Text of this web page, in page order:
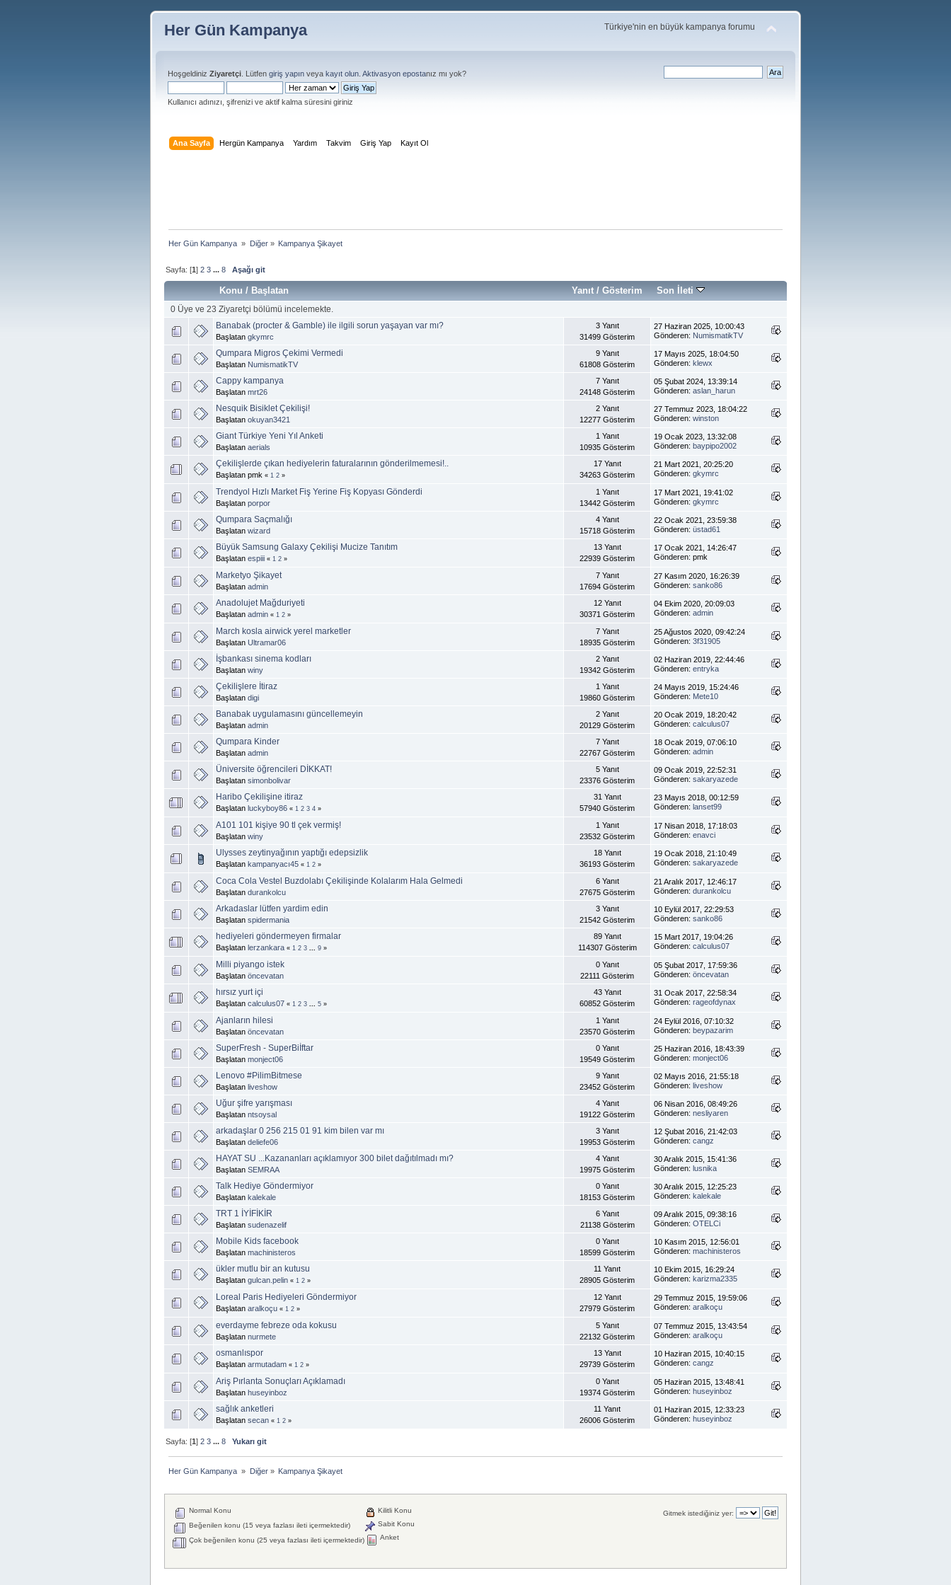
Her Gün Kampanya Türkiye'nin en büyük kampanya forumu
Hoşgeldiniz Ziyaretçi . Lütfen giriş yapın veya kayıt olun Aktivasyon epostanız mı yok?
Kullanıcı adınızı, şifrenizi ve aktif kalma süresini giriniz
Ana Sayfa Hergün Kampanya Yardım Takvim Giriş Yap Kayıt Ol
Her Gün Kampanya » Diğer» Kampanya Şikayet
Sayfa: [1]2 3 ...8 Aşağı git
Konu /Başlatan Yanıt/ Gösterim Son İleti
0 Üye ve 23 Ziyaretçi bölümü incelemekte.
Banabak (procter & Gamble) ile ilgili sorun yaşayan var mı?
Başlatan gkymrc
3 Yanıt
31499 Gösterim
27 Haziran 2025, 10:00:43
Gönderen: NumismatikTV
Qumpara Migros Çekimi Vermedi
Başlatan NumismatikTV
9 Yanıt
61808 Gösterim
17 Mayıs 2025, 18:04:50
Gönderen: klewx
Cappy kampanya
Başlatan mrt26
7 Yanıt
24148 Gösterim
05 Şubat 2024, 13:39:14
Gönderen: aslan_harun
Nesquik Bisiklet Çekilişi!
Başlatan okuyan3421
2 Yanıt
12277 Gösterim
27 Temmuz 2023, 18:04:22
Gönderen: winston
Giant Türkiye Yeni Yıl Anketi
Başlatan aerials
1 Yanıt
10935 Gösterim
19 Ocak 2023, 13:32:08
Gönderen: baypipo2002
Çekilişlerde çıkan hediyelerin faturalarının gönderilmemesi!..
Başlatan pmk « 1 2 »
17 Yanıt
34263 Gösterim
21 Mart 2021, 20:25:20
Gönderen: gkymrc
Trendyol Hızlı Market Fiş Yerine Fiş Kopyası Gönderdi
Başlatan porpor
1 Yanıt
13442 Gösterim
17 Mart 2021, 19:41:02
Gönderen: gkymrc
Qumpara Saçmalığı
Başlatan wizard
4 Yanıt
15718 Gösterim
22 Ocak 2021, 23:59:38
Gönderen: üstad61
Büyük Samsung Galaxy Çekilişi Mucize Tanıtım
Başlatan espiii « 1 2 »
13 Yanıt
22939 Gösterim
17 Ocak 2021, 14:26:47
Gönderen: pmk
Marketyo Şikayet
Başlatan admin
7 Yanıt
17694 Gösterim
27 Kasım 2020, 16:26:39
Gönderen: sanko86
Anadolujet Mağduriyeti
Başlatan admin « 1 2 »
12 Yanıt
30371 Gösterim
04 Ekim 2020, 20:09:03
Gönderen: admin
March kosla airwick yerel marketler
Başlatan Ultramar06
7 Yanıt
18935 Gösterim
25 Ağustos 2020, 09:42:24
Gönderen: 3f31905
İşbankası sinema kodları
Başlatan winy
2 Yanıt
19342 Gösterim
02 Haziran 2019, 22:44:46
Gönderen: entryka
Çekilişlere İtiraz
Başlatan digi
1 Yanıt
19860 Gösterim
24 Mayıs 2019, 15:24:46
Gönderen: Mete10
Banabak uygulamasını güncellemeyin
Başlatan admin
2 Yanıt
20129 Gösterim
20 Ocak 2019, 18:20:42
Gönderen: calculus07
Qumpara Kinder
Başlatan admin
7 Yanıt
22767 Gösterim
18 Ocak 2019, 07:06:10
Gönderen: admin
Üniversite öğrencileri DİKKAT!
Başlatan simonbolivar
5 Yanıt
23376 Gösterim
09 Ocak 2019, 22:52:31
Gönderen: sakaryazede
Haribo Çekilişine itiraz
Başlatan luckyboy86 « 1 2 3 4 »
31 Yanıt
57940 Gösterim
23 Mayıs 2018, 00:12:59
Gönderen: lanset99
A101 101 kişiye 90 tl çek vermiş!
Başlatan winy
1 Yanıt
23532 Gösterim
17 Nisan 2018, 17:18:03
Gönderen: enavci
Ulysses zeytinyağının yaptığı edepsizlik
Başlatan kampanyacı45 « 1 2 »
18 Yanıt
36193 Gösterim
19 Ocak 2018, 21:10:49
Gönderen: sakaryazede
Coca Cola Vestel Buzdolabı Çekilişinde Kolalarım Hala Gelmedi
Başlatan durankolcu
6 Yanıt
27675 Gösterim
21 Aralık 2017, 12:46:17
Gönderen: durankolcu
Arkadaslar lütfen yardim edin
Başlatan spidermania
3 Yanıt
21542 Gösterim
10 Eylül 2017, 22:29:53
Gönderen: sanko86
hediyeleri göndermeyen firmalar
Başlatan lerzankara « 1 2 3 9 »
89 Yanıt
114307 Gösterim
15 Mart 2017, 19:04:26
Gönderen: calculus07
Milli piyango istek
Başlatan öncevatan
0 Yanıt
22111 Gösterim
05 Şubat 2017, 17:59:36
Gönderen: öncevatan
hırsız yurt içi
Başlatan calculus07 « 1 2 3 5 »
43 Yanıt
60852 Gösterim
31 Ocak 2017, 22:58:34
Gönderen: rageofdynax
Ajanların hilesi
Başlatan öncevatan
1 Yanıt
23570 Gösterim
24 Eylül 2016, 07:10:32
Gönderen: beypazarim
SuperFresh - SuperBiİftar
Başlatan monject06
0 Yanıt
19549 Gösterim
25 Haziran 2016, 18:43:39
Gönderen: monject06
Lenovo #PilimBitmese
Başlatan liveshow
9 Yanıt
23452 Gösterim
02 Mayıs 2016, 21:55:18
Gönderen: liveshow
Uğur şifre yarışması
Başlatan ntsoysal
4 Yanıt
19122 Gösterim
06 Nisan 2016, 08:49:26
Gönderen: nesliyaren
arkadaşlar 0 256 215 01 91 kim bilen var mı
Başlatan deliefe06
3 Yanıt
19953 Gösterim
12 Şubat 2016, 21:42:03
Gönderen: cangz
HAYAT SU ...Kazananları açıklamıyor 300 bilet dağıtılmadı mı?
Başlatan SEMRAA
4 Yanıt
19975 Gösterim
30 Aralık 2015, 15:41:36
Gönderen: lusnika
Talk Hediye Göndermiyor
Başlatan kalekale
0 Yanıt
18153 Gösterim
30 Aralık 2015, 12:25:23
Gönderen: kalekale
TRT 1 İYİFİKİR
Başlatan sudenazelif
6 Yanıt
21138 Gösterim
09 Aralık 2015, 09:38:16
Gönderen: OTELCi
Mobile Kids facebook
Başlatan machinisteros
0 Yanıt
18599 Gösterim
10 Kasım 2015, 12:56:01
Gönderen: machinisteros
ükler mutlu bir an kutusu
Başlatan gulcan.pelin « 1 2 »
11 Yanıt
28905 Gösterim
10 Ekim 2015, 16:29:24
Gönderen: karizma2335
Loreal Paris Hediyeleri Göndermiyor
Başlatan aralkoçu « 1 2 »
12 Yanıt
27979 Gösterim
29 Temmuz 2015, 19:59:06
Gönderen: aralkoçu
everdayme febreze oda kokusu
Başlatan nurmete
5 Yanıt
22132 Gösterim
07 Temmuz 2015, 13:43:54
Gönderen: aralkoçu
osmanlıspor
Başlatan armutadam « 1 2 »
13 Yanıt
29739 Gösterim
10 Haziran 2015, 10:40:15
Gönderen: cangz
Ariş Pırlanta Sonuçları Açıklamadı
Başlatan huseyinboz
0 Yanıt
19374 Gösterim
05 Haziran 2015, 13:48:41
Gönderen: huseyinboz
sağlık anketleri
Başlatan secan « 1 2 »
11 Yanıt
26006 Gösterim
01 Haziran 2015, 12:33:23
Gönderen: huseyinboz
Sayfa: [1]2 3 ...8 Yukarı git
Her Gün Kampanya » Diğer» Kampanya Şikayet
Gitmek istediğiniz yer:
Normal Konu
Beğenilen konu (15 veya fazlası ileti içermektedir)
Çok beğenilen konu (25 veya fazlası ileti içermektedir)
Kilitli Konu
Sabit Konu
Anket